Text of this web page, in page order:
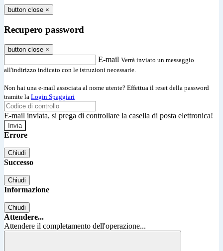
button close ×
Recupero password
button close ×
E-mail Verrà inviato un messaggio
all'indirizzo indicato con le istruzioni necessarie.
Non hai una e-mail associata al nome utente? Effettua il reset della password
tramite la Login Spaggiari
E-mail inviata, si prega di controllare la casella di posta elettronica!
Errore
Chiudi
Successo
Chiudi
Informazione
Chiudi
Attendere...
Attendere il completamento dell'operazione...